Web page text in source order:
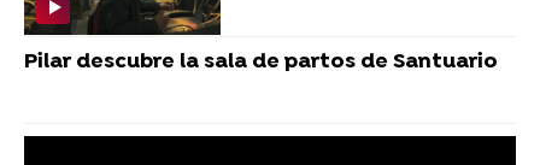
Pilar descubre la sala de partos de Santuario